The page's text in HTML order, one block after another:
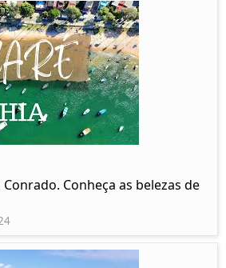
Conrado. Conheça as belezas de